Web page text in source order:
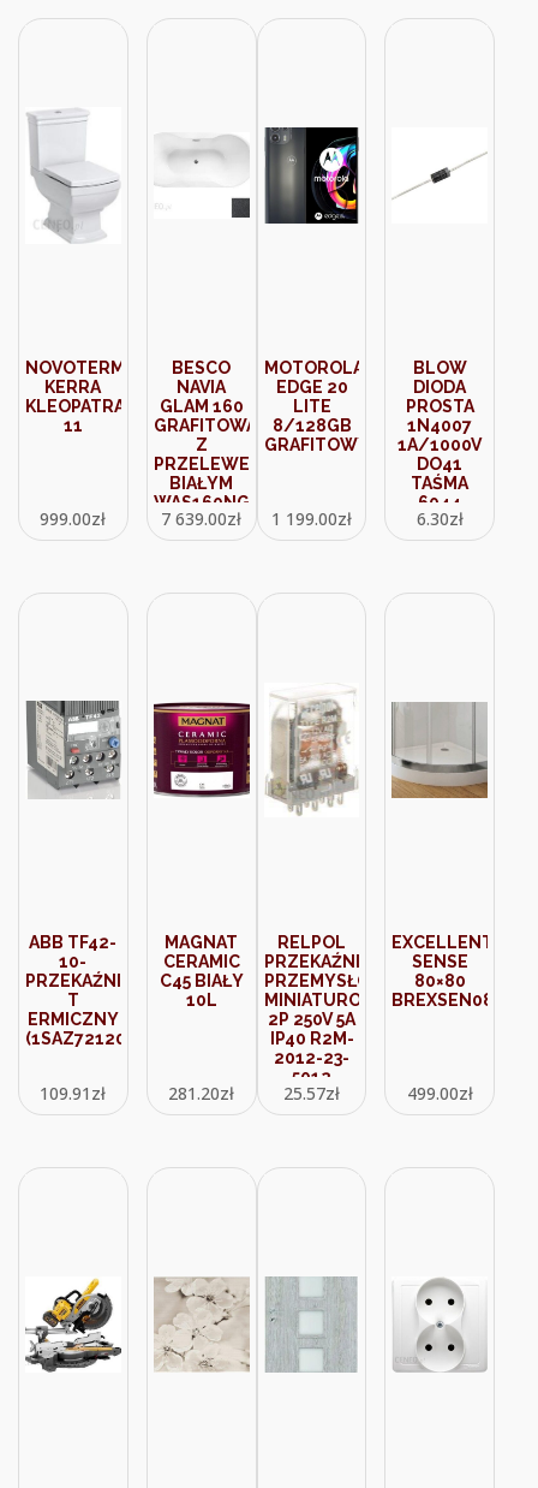
NOVOTERM
KERRA
KLEOPATRA
11
999.00zł
BESCO
NAVIA
GLAM 160
GRAFITOWA
Z
PRZELEWEM
BIAŁYM
WAS160NGB
7 639.00zł
MOTOROLA
EDGE 20
LITE
8/128GB
GRAFITOWY
1 199.00zł
BLOW
DIODA
PROSTA
1N4007
1A/1000V
DO41
TAŚMA
6044
6.30zł
ABB TF42-
10-
PRZEKAŹNIK
T
ERMICZNY
(1SAZ721201R1043)
109.91 zł
MAGNAT
CERAMIC
C45 BIAŁY
10L
281.20zł
RELPOL
PRZEKAŹNIK
PRZEMYSŁOWY
MINIATUROWY
2P 250V 5A
IP40 R2M-
2012-23-
5012
620484
25.57zł
EXCELLENT
SENSE
80×80
BREXSEN08WHC
499.00zł